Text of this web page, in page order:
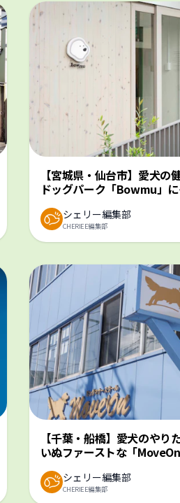
【宮城県・仙台市】愛犬の
ドッグパーク「Bowmu」
シェリー編集部
CHERIEE編集部
【千葉・船橋】愛犬のやり
いぬファーストな「
シェリー編集部
CHERIEE編集部